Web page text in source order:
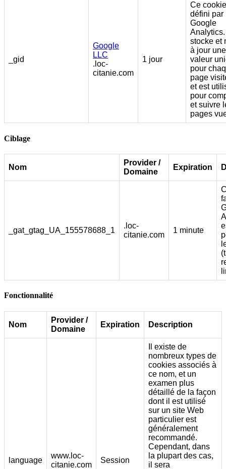
_gid
Google
LLC
.loc-
citanie.com
1 jour
Ce
défini par
Google
stocke et
à jour une
valeur
pour
page
et est
pour
et suivre
pages
Ciblage
Nom
Provider /
Domaine
Expiration
_gat_gtag_UA_155578688_1
.loc-
citanie.com
1 minute
Fonctionnalité
Nom
Provider /
Domaine
Expiration Description
language
www.loc-
citanie.com
Session
Il existe de
nombreux types de
cookies associés à
ce nom, et un
examen plus
détaillé de la façon
dont il est utilisé
sur un site Web
particulier est
généralement
recommandé.
Cependant, dans
la plupart des cas,
il sera